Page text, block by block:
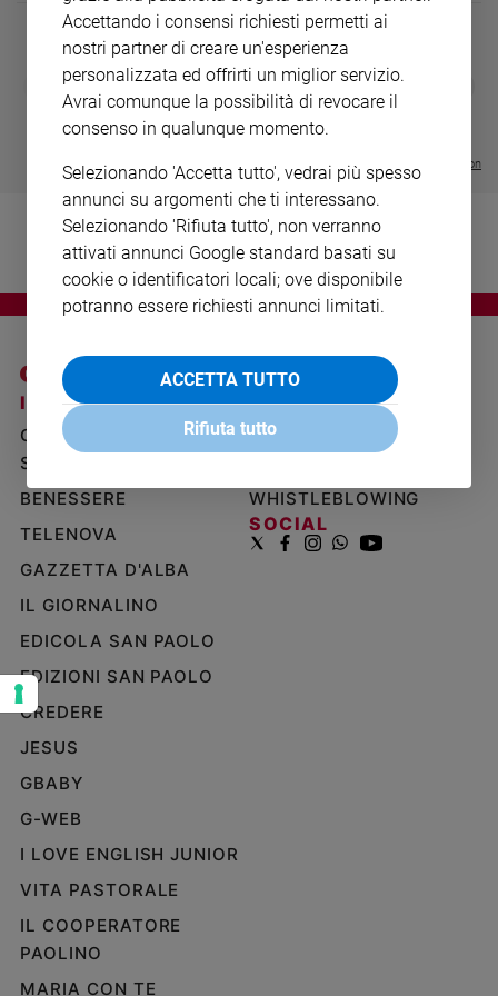
Ambiente
Volontariato
Migranti
inclusione
Costume
e
spettacoli
Sanremo
Cinema,
Tv
streaming
Libri
Musica
Famiglia
educazione
Genitori
e
Nonni
Coppia
Scuola
LE GRANDI BASILICHE ITALIANE
€ 64,50
DIARIO G 2026-27
€ 8,90
- € 8,90
Visualizza tutte le collection
I SITI SAN PAOLO
GRUPPO EDITORIALE
SAN PAOLO
BENESSERE
TELENOVA
GAZZETTA D'ALBA
IL GIORNALINO
EDICOLA SAN PAOLO
EDIZIONI SAN PAOLO
CREDERE
JESUS
GBABY
G-WEB
I LOVE ENGLISH JUNIOR
VITA PASTORALE
IL COOPERATORE
PAOLINO
MARIA CON TE
NOTE LEGALI
PRIVACY POLICY
WHISTLEBLOWING
SOCIAL
Accettando i consensi richiesti permetti ai
nostri partner di creare un'esperienza
personalizzata ed offrirti un miglior servizio.
Avrai comunque la possibilità di revocare il
consenso in qualunque momento.
Selezionando 'Accetta tutto', vedrai più spesso
annunci su argomenti che ti interessano.
Selezionando 'Rifiuta tutto', non verranno
attivati annunci Google standard basati su
cookie o identificatori locali; ove disponibile
potranno essere richiesti annunci limitati.
ACCETTA TUTTO
Rifiuta tutto